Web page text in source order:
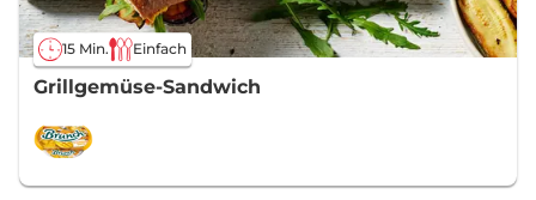
15 Min. Einfach
Grillgemüse-Sandwich